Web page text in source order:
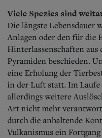
Viele Spezies sind
Die längste Lebensdauer
Anlagen oder den für die
Hinterlassenschaften aus
Pyramiden beschieden.
eine Erholung der
in der Luft statt. Im Laufe
allerdings weitere
Art nicht mehr
durch die anhaltende
Vulkanismus ein